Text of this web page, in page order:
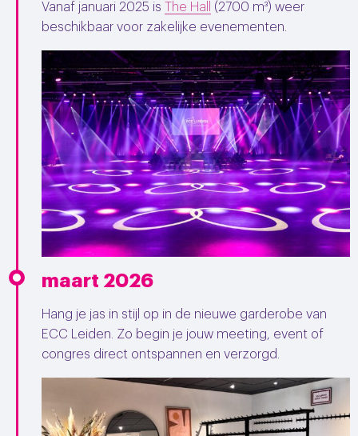
Vanaf januari 2025 is The Hall
(2700 m³) weer
beschikbaar voor zakelijke evenementen.
maart 2026
Hang je jas in stijl op in de nieuwe garderobe van
ECC Leiden. Zo begin je jouw meeting, event of
congres direct ontspannen en verzorgd.